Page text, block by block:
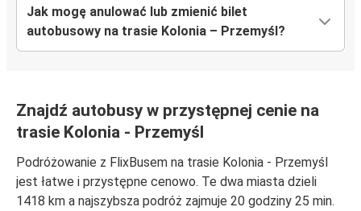
Jak mogę anulować lub zmienić bilet
autobusowy na trasie Kolonia – Przemyśl?
Znajdź autobusy w przystępnej cenie na
trasie Kolonia - Przemyśl
Podróżowanie z FlixBusem na trasie Kolonia - Przemyśl
jest łatwe i przystępne cenowo. Te dwa miasta dzieli
1418 km a najszybsza podróż zajmuje 20 godziny 25 min.